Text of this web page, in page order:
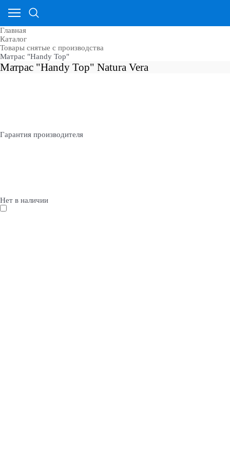
Главная
Каталог
Товары снятые с производства
Матрас "Handy Top"
Матрас "Handy Top" Natura Vera
Гарантия производителя
Нет в наличии